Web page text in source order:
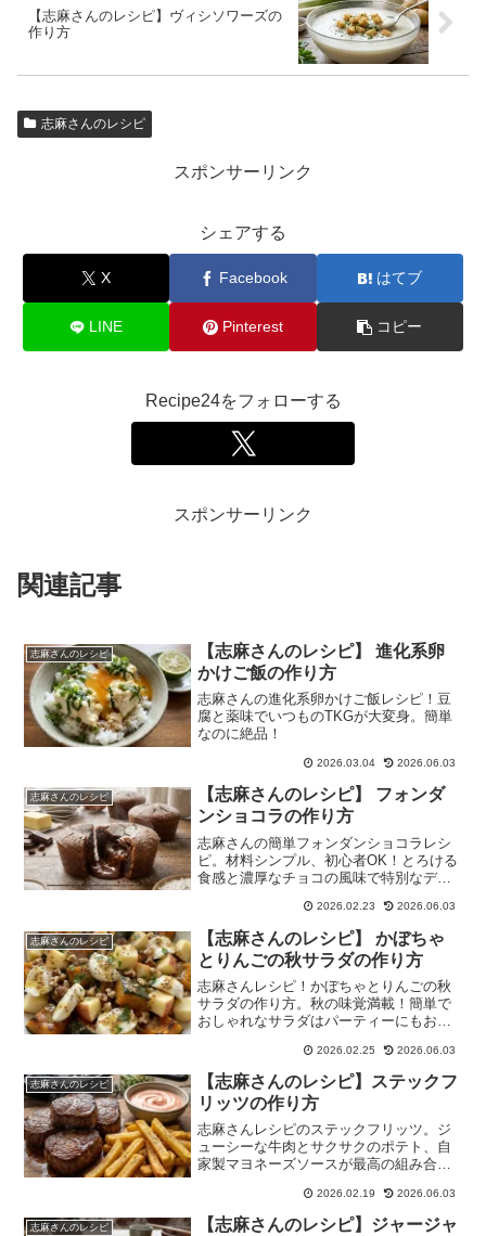
【志麻さんのレシピ】ヴィシソワーズの
作り方
志麻さんのレシピ
スポンサーリンク
シェアする
X Facebook はてブ
LINE Pinterest コピー
Recipe24をフォローする
スポンサーリンク
関連記事
志麻さんのレシピ
【志麻さんのレシピ】 進化系卵
かけご飯の作り方
志麻さんの進化系卵かけご飯レシピ！豆
腐と薬味でいつものTKGが大変身。簡単
なのに絶品！
2026.03.04 2026.06.03
志麻さんのレシピ
【志麻さんのレシピ】 フォンダ
ンショコラの作り方
志麻さんの簡単フォンダンショコラレシ
ピ。材料シンプル、初心者OK！とろける
食感と濃厚なチョコの風味で特別なデザ
2026.02.23 2026.06.03
志麻さんのレシピ
【志麻さんのレシピ】 かぼちゃ
とりんごの秋サラダの作り方
志麻さんレシピ！かぼちゃとりんごの秋
サラダの作り方。秋の味覚満載！簡単で
おしゃれなサラダはパーティーにもおす
2026.02.25 2026.06.03
志麻さんのレシピ
【志麻さんのレシピ】ステックフ
リッツの作り方
志麻さんレシピのステックフリッツ。ジ
ューシーな牛肉とサクサクのポテト、自
家製マヨネーズソースが最高の組み合わ
2026.02.19 2026.06.03
志麻さんのレシピ
【志麻さんのレシピ】ジャージャ